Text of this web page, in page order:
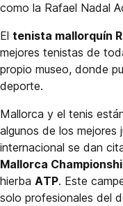
como la Rafael Nadal
El tenista mallorquín
mejores tenistas de
propio museo, donde
deporte.
Mallorca y el tenis
algunos de los mejores
internacional se dan
Mallorca
hierba ATP. Este
solo profesionales del